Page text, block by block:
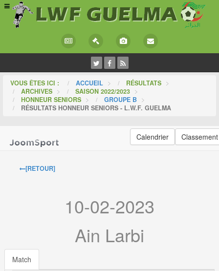
VOUS ÊTES ICI : ACCUEIL > RÉSULTATS >
ARCHIVES > SAISON 2022/2023 >
HONNEUR SENIORS > GROUPE B >
RÉSULTATS HONNEUR SENIORS - L.W.F. GUELMA
Calendrier Classement
[RETOUR]
10-02-2023
Ain Larbi
Match